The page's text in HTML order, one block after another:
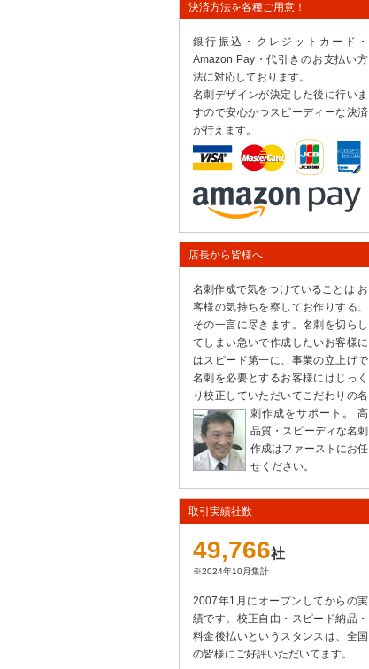
決済方法を各種ご用意！
銀行振込・クレジットカード・
Amazon Pay・代引きのお支払い方
法に対応しております。
名刺デザインが決定した後に行いま
すので安心かつスピーディーな決済
が行えます。
店長から皆様へ
名刺作成で気をつけていることは お
客様の気持ちを察してお作りする、
その一言に尽きます。名刺を切らし
てしまい急いで作成したいお客様に
はスピード第一に、事業の立上げで
名刺を必要とするお客様にはじっく
り校正していただいてこだわりの名
刺作成をサポート。
高
品質・スピーディな名刺
作成はファーストにお任
せください。
取引実績社数
49,766社
※2024年10月集計
2007年1月にオープンしてからの実
績です。校正自由・スピード納品・
料金後払いというスタンスは、全国
の皆様にご好評いただいてます。